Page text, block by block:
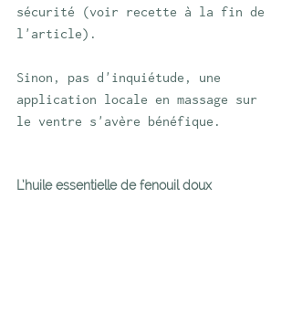
sécurité (voir recette à la fin de
l'article).
Sinon, pas d'inquiétude, une
application locale en massage sur
le ventre s'avère bénéfique.
L’huile essentielle de fenouil doux